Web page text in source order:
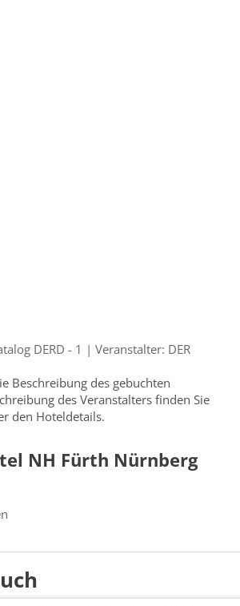
DERD - 1 | Veranstalter: DER
Beschreibung des gebuchten
des Veranstalters finden Sie
den Hoteldetails.
NH Fürth Nürnberg